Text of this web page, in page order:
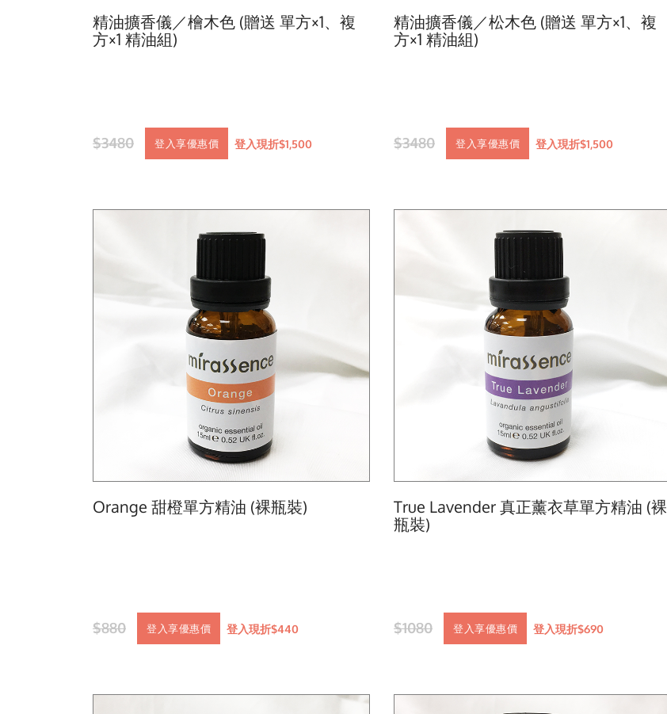
精油擴香儀／檜木色 (贈送 單方×1、複
方×1 精油組)
$3480 登入享優惠價 登入現折$1,500
精油擴香儀／松木色 (贈送 單方×1、複
方×1 精油組)
$3480 登入享優惠價 登入現折$1,500
Orange 甜橙單方精油 (裸瓶裝)
$880 登入享優惠價 登入現折$440
True Lavender 真正薰衣草單方精油 (裸
瓶裝)
$1080 登入享優惠價 登入現折$690